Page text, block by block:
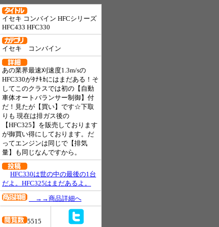
イセキ コンバイン HFCシリーズ
HFC433 HFC330
イセキ コンバイン
あの業界最速刈速度1.3m/sの
HFC330がﾀﾅｷｶにはまだある！そ
してこのクラスでは初の【自動
車体オートバランサー制御】付
だ！見たが【買い】です☆下取
りも 現在は排ガス後の
【HFC325】を販売しております
が御買い得にしております。だ
ってエンジンは同じで【排気
量】も同じなんですから。
HFC330は世の中の最後の1台
だよ。HFC325はまだあるよ。
→→商品詳細へ
5515